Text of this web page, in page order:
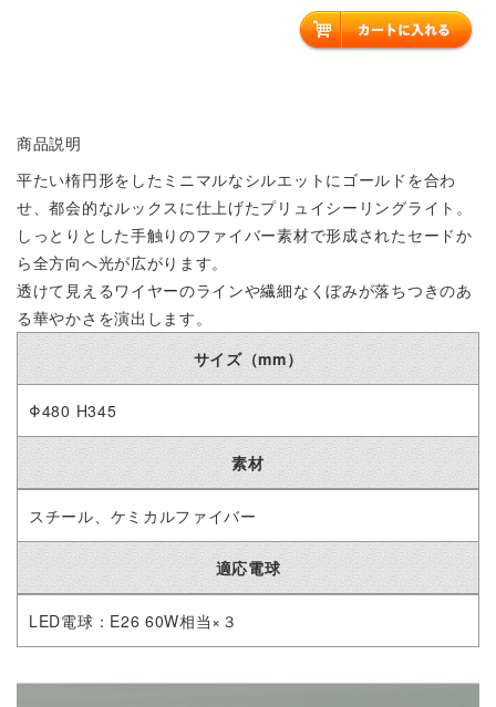
商品説明
平たい楕円形をしたミニマルなシルエットにゴールドを合わ
せ、都会的なルックスに仕上げたプリュイシーリングライト。
しっとりとした手触りのファイバー素材で形成されたセードか
ら全方向へ光が広がります。
透けて見えるワイヤーのラインや繊細なくぼみが落ちつきのあ
る華やかさを演出します。
サイズ（mm）
Φ480 H345
素材
スチール、ケミカルファイバー
適応電球
LED電球：E26 60W相当×３